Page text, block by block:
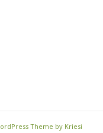
Theme by Kriesi